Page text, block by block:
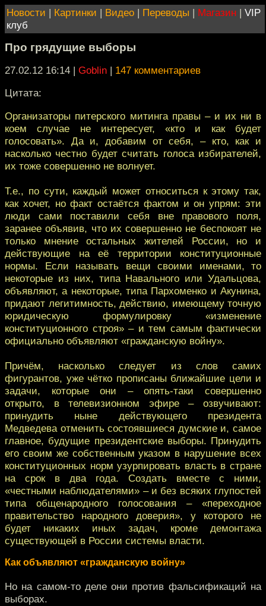
Новости | Картинки | Видео | Переводы | Магазин | VIP
клуб
Про грядущие выборы
27.02.12 16:14 | Goblin | 147 комментариев
Цитата:
Организаторы питерского митинга правы – и их ни в
коем случае не интересует, «кто и как будет
голосовать». Да и, добавим от себя, – кто, как и
насколько честно будет считать голоса избирателей,
их тоже совершенно не волнует.
Т.е., по сути, каждый может относиться к этому так,
как хочет, но факт остаётся фактом и он упрям: эти
люди сами поставили себя вне правового поля,
заранее объявив, что их совершенно не беспокоят не
только мнение остальных жителей России, но и
действующие на её территории конституционные
нормы. Если называть вещи своими именами, то
некоторые из них, типа Навального или Удальцова,
объявляют, а некоторые, типа Пархоменко и Акунина,
придают легитимность, действию, имеющему точную
юридическую формулировку «изменение
конституционного строя» – и тем самым фактически
официально объявляют «гражданскую войну».
Причём, насколько следует из слов самих
фигурантов, уже чётко прописаны ближайшие цели и
задачи, которые они – опять-таки совершенно
открыто, в телевизионном эфире – озвучивают:
принудить ныне действующего президента
Медведева отменить состоявшиеся думские и, самое
главное, будущие президентские выборы. Принудить
его своим же собственным указом в нарушение всех
конституционных норм узурпировать власть в стране
на срок в два года. Создать вместе с ними,
«честными наблюдателями» – и без всяких глупостей
типа общенародного голосования – «переходное
правительство народного доверия», у которого не
будет никаких иных задач, кроме демонтажа
существующей в России системы власти.
Как объявляют «гражданскую войну»
Но на самом-то деле они против фальсификаций на
выборах.